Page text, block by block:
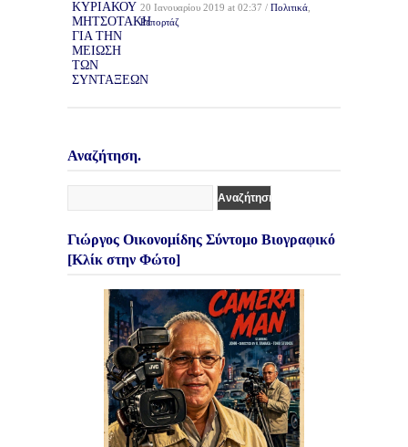
20 Ιανουαρίου 2019 at 02:37 / Πολιτικά
Ρεπορτάζ
Αναζήτηση.
Γιώργος Οικονομίδης Σύντομο Βιογραφικό
[Κλίκ στην Φώτο]